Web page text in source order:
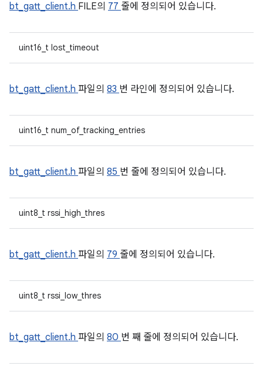
bt_gatt_client.h FILE의 77 줄에 정의되어 있습니다.
uint16_t lost_timeout
bt_gatt_client.h 파일의 83 번 라인에 정의되어 있습니다.
uint16_t num_of_tracking_entries
bt_gatt_client.h 파일의 85 번 줄에 정의되어 있습니다.
uint8_t rssi_high_thres
bt_gatt_client.h 파일의 79 줄에 정의되어 있습니다.
uint8_t rssi_low_thres
bt_gatt_client.h 파일의 80 번 째 줄에 정의되어 있습니다.